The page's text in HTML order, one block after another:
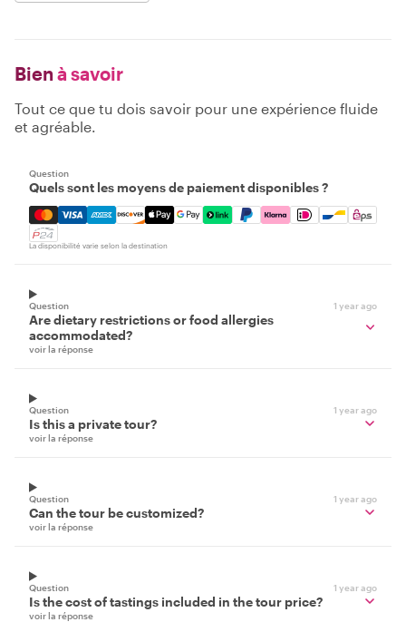
Bien à savoir
Tout ce que tu dois savoir pour une expérience fluide
et agréable.
Question
Quels sont les moyens de paiement disponibles ?
Mastercard, Visa, Amex, Discover, Apple Pay, Google
La disponibilité varie selon la destination
Question 1 year ago
Are dietary restrictions or food allergies
accommodated?
voir la réponse
Question 1 year ago
Is this a private tour?
voir la réponse
Question 1 year ago
Can the tour be customized?
voir la réponse
Question 1 year ago
Is the cost of tastings included in the tour price?
voir la réponse